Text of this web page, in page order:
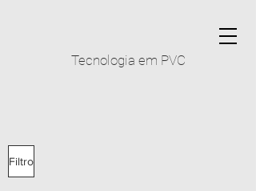
Tecnologia em PVC
Filtro